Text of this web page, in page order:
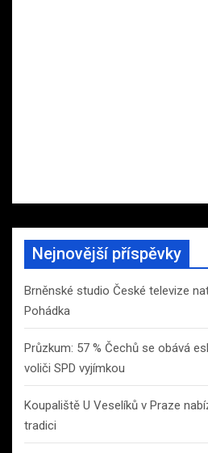
Nejnovější příspěvky
Brněnské studio České televize
Pohádka
Průzkum: 57 % Čechů se obává
voliči SPD vyjímkou
Koupaliště U Veselíků v Praze
tradici